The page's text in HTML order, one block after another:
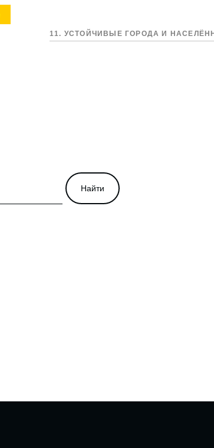
11. УСТОЙЧИВЫЕ ГОРОДА И
Найти